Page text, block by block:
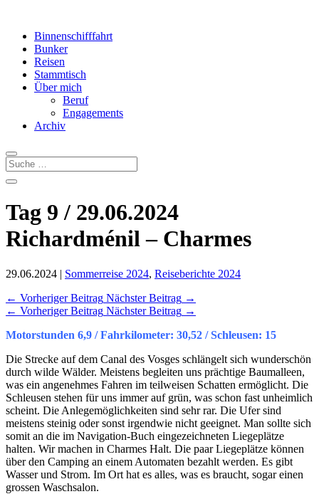
Binnenschifffahrt
Bunker
Reisen
Stammtisch
Über mich
Beruf
Engagements
Archiv
Tag 9 / 29.06.2024
Richardménil – Charmes
29.06.2024 | Sommerreise 2024, Reiseberichte 2024
← Vorheriger Beitrag Nächster Beitrag →
← Vorheriger Beitrag Nächster Beitrag →
Motorstunden 6,9 / Fahrkilometer: 30,52 / Schleusen: 15
Die Strecke auf dem Canal des Vosges schlängelt sich wunderschön
durch wilde Wälder. Meistens begleiten uns prächtige Baumalleen,
was ein angenehmes Fahren im teilweisen Schatten ermöglicht. Die
Schleusen stehen für uns immer auf grün, was schon fast unheimlich
scheint. Die Anlegemöglichkeiten sind sehr rar. Die Ufer sind
meistens steinig oder sonst irgendwie nicht geeignet. Man sollte sich
somit an die im Navigation-Buch eingezeichneten Liegeplätze
halten. Wir machen in Charmes Halt. Die paar Liegeplätze können
über den Camping an einem Automaten bezahlt werden. Es gibt
Wasser und Strom. Im Ort hat es alles, was es braucht, sogar einen
grossen Waschsalon.